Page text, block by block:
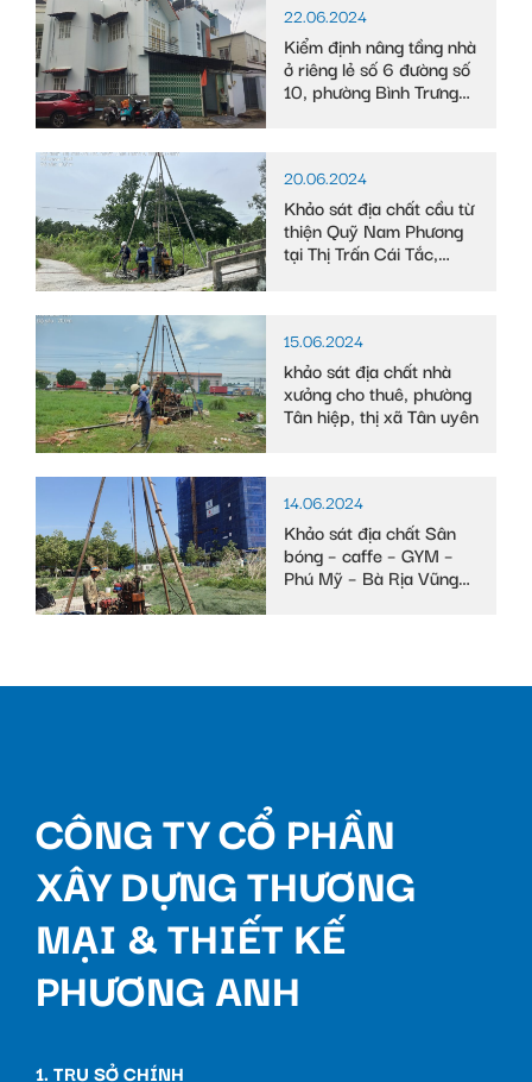
22.06.2024
Kiểm định nâng tầng nhà
ở riêng lẻ số 6 đường số
10, phường Bình Trưng
20.06.2024
Khảo sát địa chất cầu từ
thiện Quỹ Nam Phương
tại Thị Trấn Cái Tắc,
15.06.2024
khảo sát địa chất nhà
xưởng cho thuê, phường
Tân hiệp, thị xã Tân uyên
14.06.2024
Khảo sát địa chất Sân
bóng – caffe – GYM –
Phú Mỹ – Bà Rịa Vũng
CÔNG TY CỔ PHẦN
XÂY DỰNG THƯƠNG
MẠI & THIẾT KẾ
PHƯƠNG ANH
1. TRỤ SỞ CHÍNH